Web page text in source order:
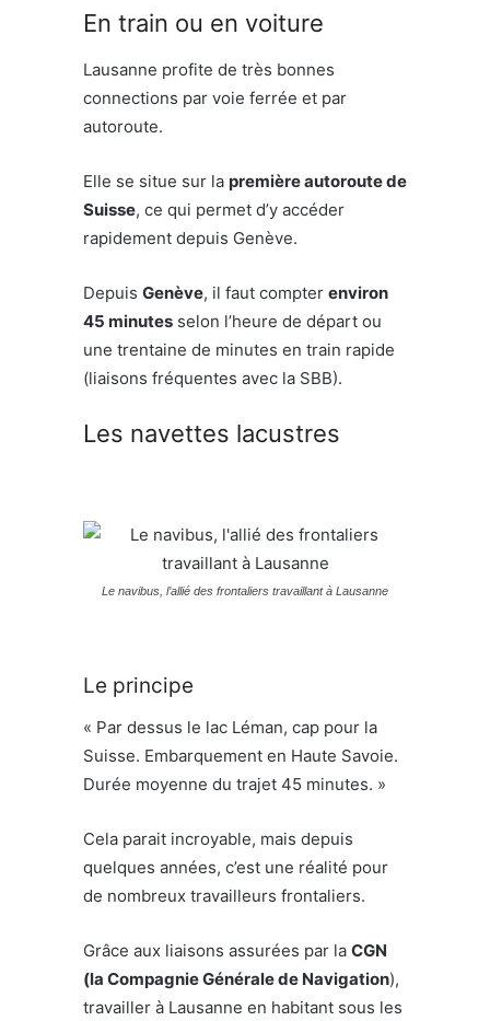
En train ou en voiture
Lausanne profite de très bonnes
connections par voie ferrée et par
autoroute.
Elle se situe sur la première autoroute de
Suisse, ce qui permet d’y accéder
rapidement depuis Genève.
Depuis Genève, il faut compter environ
45 minutes selon l’heure de départ ou
une trentaine de minutes en train rapide
(liaisons fréquentes avec la SBB).
Les navettes lacustres
Le navibus, l’allié des frontaliers travaillant à Lausanne
Le principe
« Par dessus le lac Léman, cap pour la
Suisse. Embarquement en Haute Savoie.
Durée moyenne du trajet 45 minutes. »
Cela parait incroyable, mais depuis
quelques années, c’est une réalité pour
de nombreux travailleurs frontaliers.
Grâce aux liaisons assurées par la CGN
(la Compagnie Générale de Navigation),
travailler à Lausanne en habitant sous les